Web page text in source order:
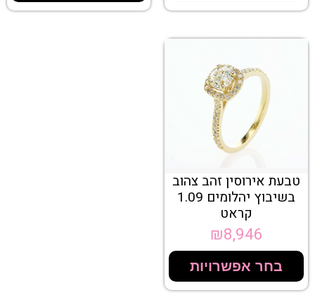
טבעת אירוסין זהב צהוב
בשיבוץ יהלומים 1.09
קראט
₪8,946
בחר אפשרויות